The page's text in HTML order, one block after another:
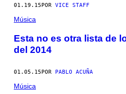
01.19.15 POR VICE STAFF
Música
Esta no es otra lista de
del 2014
01.05.15POR PABLO ACUÑA
Música